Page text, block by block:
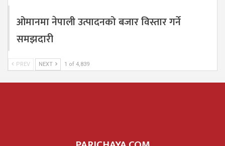
ओमानमा नेपाली उत्पादनको बजार विस्तार गर्ने
समझदारी
PREV NEXT 1 of 4,839